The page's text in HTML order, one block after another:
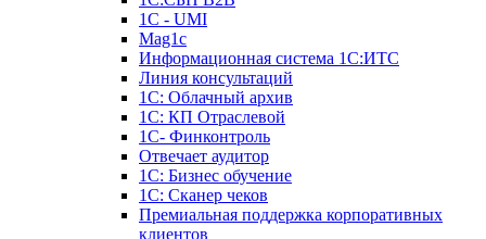
1C - UMI
Mag1c
Информационная система 1С:ИТС
Линия консультаций
1С: Облачный архив
1С: КП Отраслевой
1С- Финконтроль
Отвечает аудитор
1С: Бизнес обучение
1С: Сканер чеков
Премиальная поддержка корпоративных
клиентов